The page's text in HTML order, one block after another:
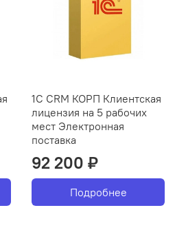
1С CRM КОРП Клиентская
лицензия на 5 рабочих
мест Электронная
поставка
92 200 ₽
Подробнее